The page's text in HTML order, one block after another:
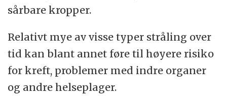
sårbare kropper.
Relativt mye av visse typer stråling over
tid kan blant annet føre til høyere risiko
for kreft, problemer med indre organer
og andre helseplager.